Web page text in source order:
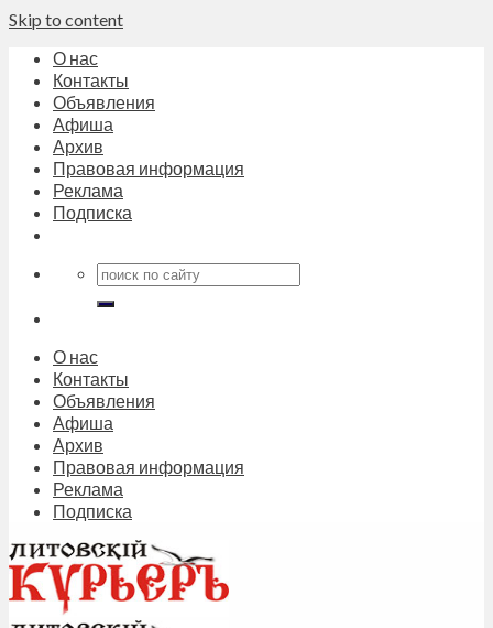
Skip to content
О нас
Контакты
Объявления
Афиша
Архив
Правовая информация
Реклама
Подписка
О нас
Контакты
Объявления
Афиша
Архив
Правовая информация
Реклама
Подписка